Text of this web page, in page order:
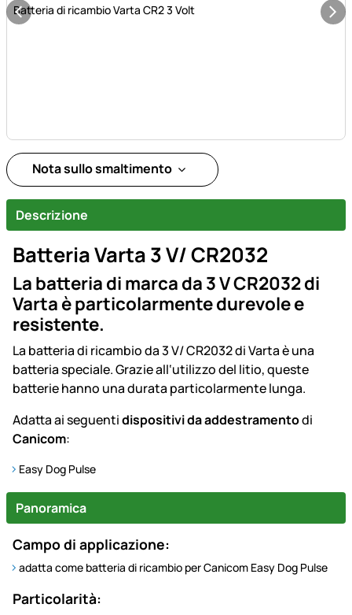
Batteria di ricambio Varta CR2 3 Volt
Nota sullo smaltimento
Descrizione
Batteria Varta 3 V/ CR2032
La batteria di marca da 3 V CR2032 di
Varta è particolarmente durevole e
resistente.
La batteria di ricambio da 3 V/ CR2032 di Varta è una
batteria speciale. Grazie all‘utilizzo del litio, queste
batterie hanno una durata particolarmente lunga.
Adatta ai seguentidispositivi da addestramentodi
Canicom:
Easy Dog Pulse
Panoramica
Campo di applicazione:
adatta come batteria di ricambio per Canicom Easy Dog Pulse
Particolarità: